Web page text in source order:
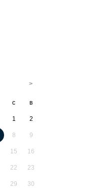
с в
1 2
8 9
15 16
22 23
29 30